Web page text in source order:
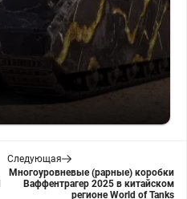
Следующая
Многоуровневые (рарные) коробки
Ваффентрагер 2025 в китайском
регионе World of Tanks